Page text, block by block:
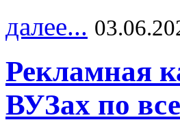
далее...
Рекламная
ВУЗах по